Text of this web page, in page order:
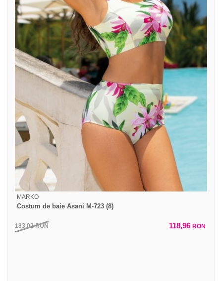
MARKO
Costum de baie Asani M-723 (8)
183,02RON 118,96 RON